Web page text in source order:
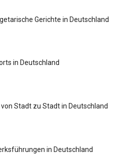
Gerichte in Deutschland
in Deutschland
Stadt zu Stadt in Deutschland
in Deutschland